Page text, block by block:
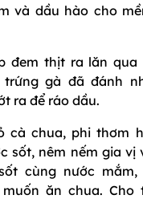
và dầu hào cho
đem thịt ra lăn
gà đã đánh
ra để ráo dầu.
cà chua, phi thơm
sốt, nêm nếm gia vị
cùng nước mắm,
ăn chua. Cho